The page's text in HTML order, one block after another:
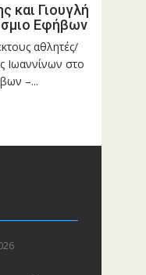
και Γιουγλή
Εφήβων
αθλητές/
Ιωαννίνων στο
–...